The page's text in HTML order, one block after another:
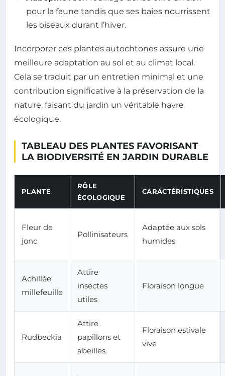
pour la faune tandis que ses baies nourrissent
les oiseaux durant l’hiver.
Incorporer ces plantes autochtones assure une
meilleure adaptation au sol et au climat local.
Cela se traduit par un entretien minimal et une
contribution significative à la préservation de la
nature, faisant du jardin un véritable havre
écologique.
TABLEAU DES PLANTES FAVORISANT
LA BIODIVERSITÉ EN JARDIN DURABLE
PLANTE
RÔLE
ÉCOLOGIQUE
CARACTÉRISTIQUES
Fleur de
jonc
Pollinisateurs
Adaptée aux sols
humides
Achillée
millefeuille
Attire
insectes
utiles
Floraison longue
Rudbeckia
Attire
papillons et
abeilles
Floraison estivale
vive